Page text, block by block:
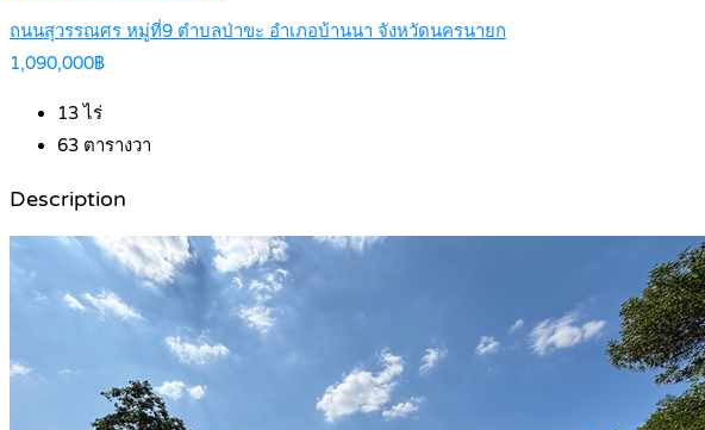
ถนนสุวรรณศร หมู่ที่9 ตำบลป่าขะ อำเภอบ้านนา จังหวัดนครนายก
1,090,000฿
13ไร่
63 ตารางวา
Description